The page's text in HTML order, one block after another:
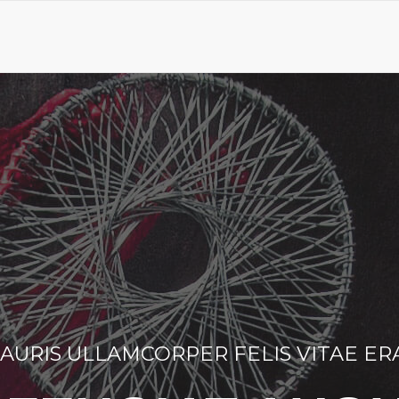
ULLAMCORPER FELIS VITAE